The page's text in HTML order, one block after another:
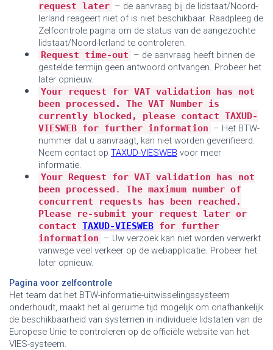
request later – de aanvraag bij de lidstaat/Noord-
Ierland reageert niet of is niet beschikbaar. Raadpleeg de
Zelfcontrole pagina om de status van de aangezochte
lidstaat/Noord-Ierland te controleren.
• Request time-out – de aanvraag heeft binnen de
gestelde termijn geen antwoord ontvangen. Probeer het
later opnieuw.
•
Your request for VAT validation has not
been processed. The VAT Number is
currently blocked, please contact TAXUD-
VIESWEB for further information – Het BTW-
nummer dat u aanvraagt, kan niet worden geverifieerd.
Neem contact op TAXUD-VIESWEB voor meer
informatie.
•
Your Request for VAT validation has not
been processed .
The maximum number of
concurrent requests has been reached.
Please re-submit your request later or
contact TAXUD-VIESWEB for further
information – Uw verzoek kan niet worden verwerkt
vanwege veel verkeer op de webapplicatie. Probeer het
later opnieuw.
Pagina voor zelfcontrole
Het team dat het BTW-informatie-uitwisselingssysteem
onderhoudt, maakt het al geruime tijd mogelijk om onafhankelijk
de beschikbaarheid van systemen in individuele lidstaten van de
Europese Unie te controleren op de officiële website van het
VIES-systeem.